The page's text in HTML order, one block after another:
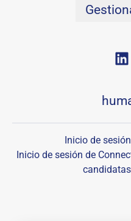
Inicio de
Inicio de sesión de
candidatas